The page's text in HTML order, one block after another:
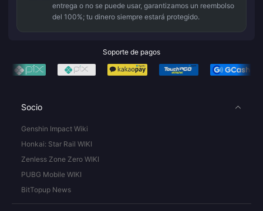
entrega o no se puede usar, garantizamos un reembolso
del 100%; tu dinero siempre estará protegido.
Soporte de pagos
Socio
Genshin Impact Wiki
Honkai: Star Rail WIKI
Zenless Zone Zero WIKI
PUBG Mobile WIKI
BitTopup News